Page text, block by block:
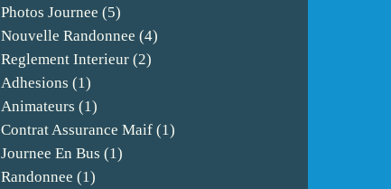
Photos Journee (5)
Nouvelle Randonnee (4)
Reglement Interieur (2)
Adhesions (1)
Animateurs (1)
Contrat Assurance Maif (1)
Journee En Bus (1)
Randonnee (1)